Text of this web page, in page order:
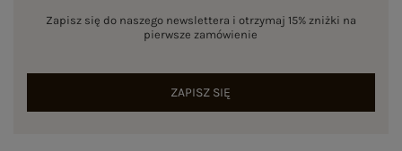
Zapisz się do naszego newslettera i otrzymaj 15% zniżki na
pierwsze zamówienie
ZAPISZ SIĘ